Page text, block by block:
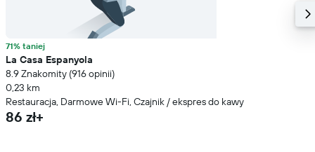
71% taniej
La Casa Espanyola
8.9 Znakomity (916 opinii)
0,23 km
Restauracja, Darmowe Wi-Fi, Czajnik / ekspres do kawy
86 zł+